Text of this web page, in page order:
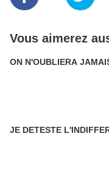
Vous aimerez
ON N'OUBLIERA
JE DETESTE